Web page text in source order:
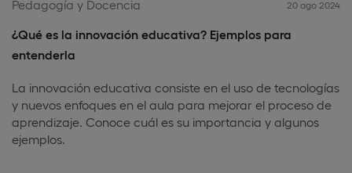
Pedagogía y Docencia 20 ago 2024
¿Qué es la innovación educativa? Ejemplos para
entenderla
La innovación educativa consiste en el uso de tecnologías
y nuevos enfoques en el aula para mejorar el proceso de
aprendizaje. Conoce cuál es su importancia y algunos
ejemplos.